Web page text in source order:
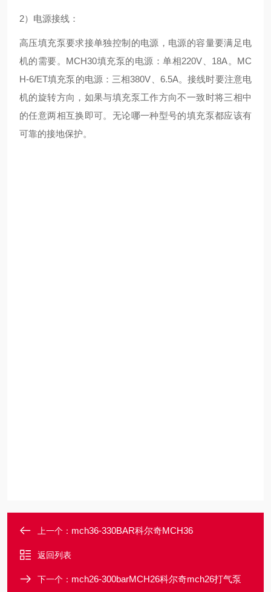
2）电源接线：
高压填充泵要求接单独控制的电源，电源的容量要满足电
机的需要。MCH30填充泵的电源：单相220V、18A。MC
H-6/ET填充泵的电源：三相380V、6.5A。接线时要注意电
机的旋转方向，如果与填充泵工作方向不一致时将三相中
的任意两相互换即可。无论哪一种型号的填充泵都应该有
可靠的接地保护。
上一个： mch36-330BAR科尔奇MCH36
返回列表
下一个： mch26-300barMCH26科尔奇mch26打气泵